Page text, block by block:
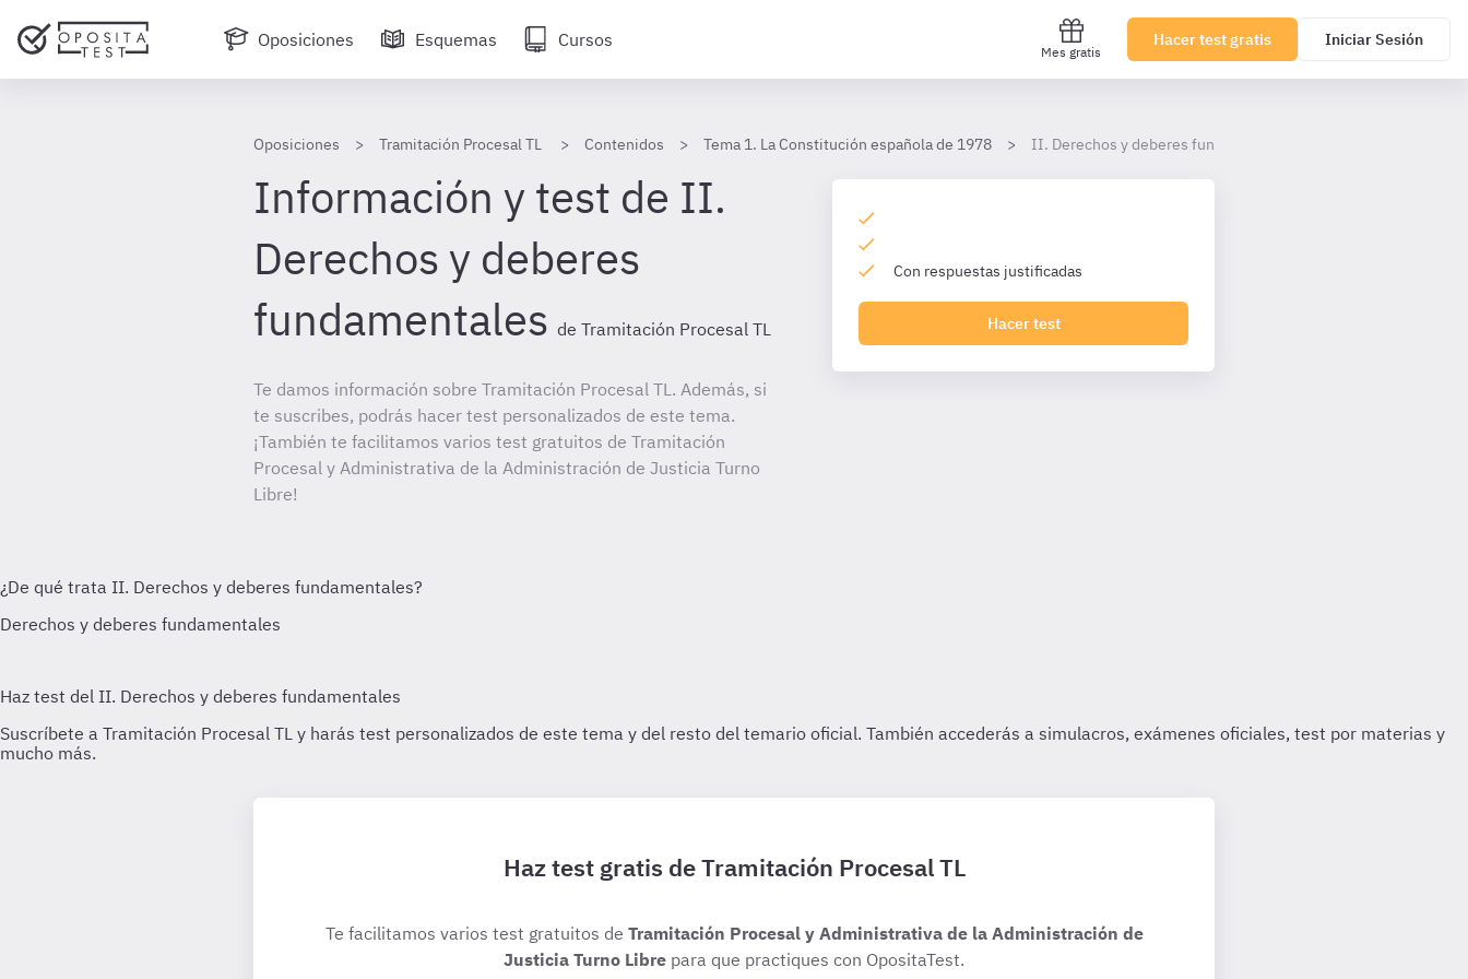
Oposiciones Esquemas Cursos
Mes gratis
Hacer test gratis Iniciar Sesión
Oposiciones Tramitación Procesal TL Contenidos Tema 1. La Constitución española de 1978 II. Derechos y deberes fundamentales
Información y test de II.
Derechos y deberes
fundamentales de Tramitación Procesal TL
Te damos información sobre Tramitación Procesal TL. Además, si
te suscribes, podrás hacer test personalizados de este tema.
¡También te facilitamos varios test gratuitos de Tramitación
Procesal y Administrativa de la Administración de Justicia Turno
Libre!
Con respuestas justificadas
Hacer test
Haz test gratis de Tramitación Procesal TL
Te facilitamos varios test gratuitos de Tramitación Procesal y Administrativa de la Administración de
Justicia Turno Libre para que practiques con OpositaTest.